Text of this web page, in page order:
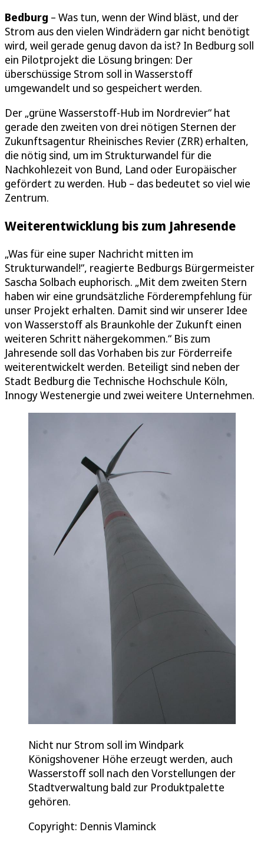
Bedburg – Was tun, wenn der Wind bläst, und der
Strom aus den vielen Windrädern gar nicht benötigt
wird, weil gerade genug davon da ist? In Bedburg soll
ein Pilotprojekt die Lösung bringen: Der
überschüssige Strom soll in Wasserstoff
umgewandelt und so gespeichert werden.
Der „grüne Wasserstoff-Hub im Nordrevier“ hat
gerade den zweiten von drei nötigen Sternen der
Zukunftsagentur Rheinisches Revier (ZRR) erhalten,
die nötig sind, um im Strukturwandel für die
Nachkohlezeit von Bund, Land oder Europäischer
gefördert zu werden. Hub – das bedeutet so viel wie
Zentrum.
Weiterentwicklung bis zum Jahresende
„Was für eine super Nachricht mitten im
Strukturwandel!“, reagierte Bedburgs Bürgermeister
Sascha Solbach euphorisch. „Mit dem zweiten Stern
haben wir eine grundsätzliche Förderempfehlung für
unser Projekt erhalten. Damit sind wir unserer Idee
von Wasserstoff als Braunkohle der Zukunft einen
weiteren Schritt nähergekommen.“ Bis zum
Jahresende soll das Vorhaben bis zur Förderreife
weiterentwickelt werden. Beteiligt sind neben der
Stadt Bedburg die Technische Hochschule Köln,
Innogy Westenergie und zwei weitere Unternehmen.
Nicht nur Strom soll im Windpark
Königshovener Höhe erzeugt werden, auch
Wasserstoff soll nach den Vorstellungen der
Stadtverwaltung bald zur Produktpalette
gehören.
Copyright: Dennis Vlaminck